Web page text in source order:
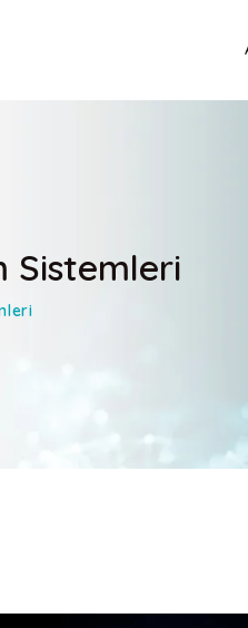
Sistemleri